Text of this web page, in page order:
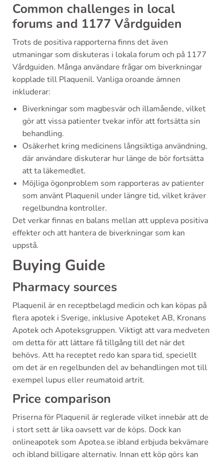
Common challenges in local
forums and 1177 Vårdguiden
Trots de positiva rapporterna finns det även
utmaningar som diskuteras i lokala forum och på 1177
Vårdguiden. Många användare frågar om biverkningar
kopplade till Plaquenil. Vanliga oroande ämnen
inkluderar:
Biverkningar som magbesvär och illamående, vilket
gör att vissa patienter tvekar inför att fortsätta sin
behandling.
Osäkerhet kring medicinens långsiktiga användning,
där användare diskuterar hur länge de bör fortsätta
att ta läkemedlet.
Möjliga ögonproblem som rapporteras av patienter
som använt Plaquenil under längre tid, vilket kräver
regelbundna kontroller.
Det verkar finnas en balans mellan att uppleva positiva
effekter och att hantera de biverkningar som kan
uppstå.
Buying Guide
Pharmacy sources
Plaquenil är en receptbelagd medicin och kan köpas på
flera apotek i Sverige, inklusive Apoteket AB, Kronans
Apotek och Apoteksgruppen. Viktigt att vara medveten
om detta för att lättare få tillgång till det när det
behövs. Att ha receptet redo kan spara tid, speciellt
om det är en regelbunden del av behandlingen mot till
exempel lupus eller reumatoid artrit.
Price comparison
Priserna för Plaquenil är reglerade vilket innebär att de
i stort sett är lika oavsett var de köps. Dock kan
onlineapotek som Apotea.se ibland erbjuda bekvämare
och ibland billigare alternativ. Innan ett köp görs kan